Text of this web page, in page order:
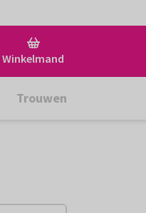
Winkelmand
Trouwen